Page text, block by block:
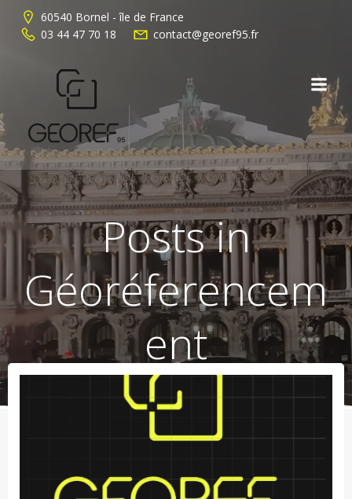
au
contenu
60540 Bornel - île de France
03 44 47 70 18
contact@georef95.fr
Posts in
Géoréferencem
ent